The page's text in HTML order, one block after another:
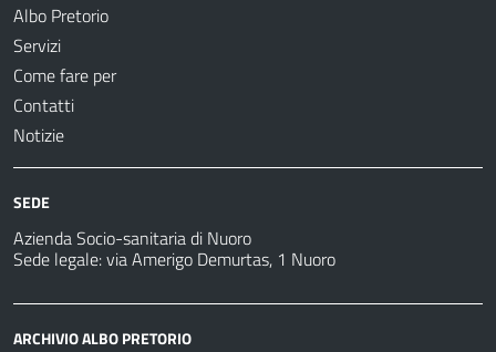
Albo Pretorio
Servizi
Come fare per
Contatti
Notizie
SEDE
Azienda Socio-sanitaria di Nuoro
Sede legale: via Amerigo Demurtas, 1 Nuoro
ARCHIVIO ALBO PRETORIO